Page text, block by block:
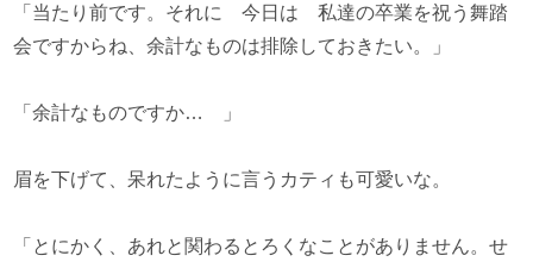
「当たり前です。それに 今日は 私達の卒業を祝う舞踏
会ですからね、余計なものは排除しておきたい。」
「余計なものですか… 」
眉を下げて、呆れたように言うカティも可愛いな。
「とにかく、あれと関わるとろくなことがありません。せ